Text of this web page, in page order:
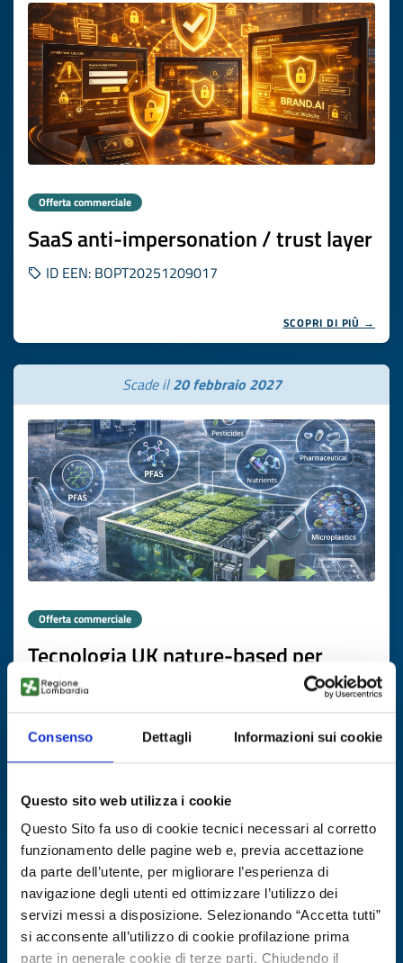
Consenso Dettagli Informazioni sui cookie
Questo sito web utilizza i cookie
Questo Sito fa uso di cookie tecnici necessari al corretto
funzionamento delle pagine web e, previa accettazione
da parte dell’utente, per migliorare l’esperienza di
navigazione degli utenti ed ottimizzare l’utilizzo dei
servizi messi a disposizione. Selezionando “Accetta tutti”
si acconsente all’utilizzo di cookie profilazione prima
parte in generale cookie di terze parti. Chiudendo il
Offerta commerciale
SaaS anti-impersonation / trust layer
ID EEN: BOPT20251209017
SCOPRI DI PIÙ →
Scade il20 febbraio 2027
Offerta commerciale
Tecnologia UK nature-based per
trattamento terziario acque reflue
ID EEN: BOGB20251121018
SCOPRI DI PIÙ →
Scade il20 febbraio 2027